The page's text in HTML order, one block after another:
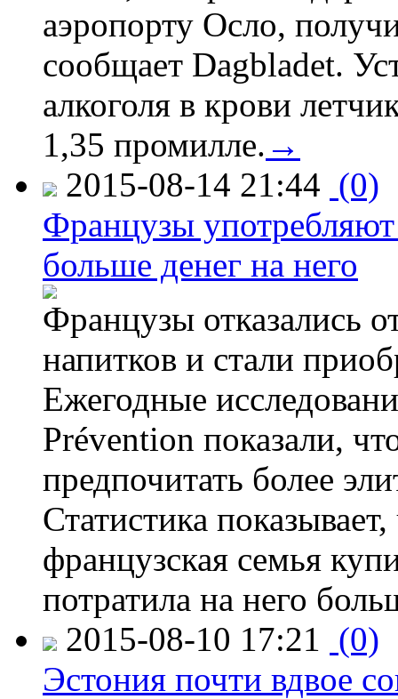
аэропорту Осло,
сообщает Dagbladet.
алкоголя в крови
1,35 промилле. →
2015-08-14 21:44 (0)
Французы
больше денег на него
Французы отказались
напитков и стали
Ежегодные
Prévention показали,
предпочитать более
Статистика
французская семья
потратила на него
2015-08-10 17:21 (0)
Эстония почти вдвое